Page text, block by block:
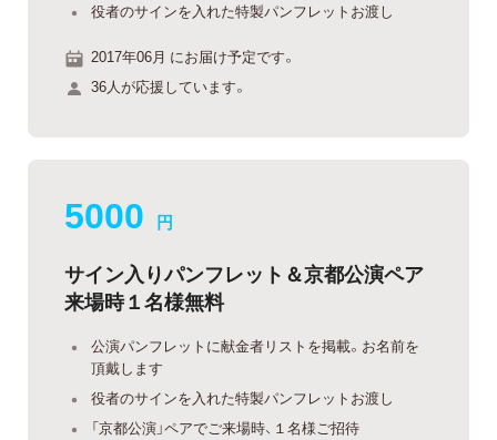
役者のサインを入れた特製パンフレットお渡し
2017年06月 にお届け予定です。
36人が応援しています。
5000 円
サイン入りパンフレット＆京都公演ペア
来場時１名様無料
公演パンフレットに献金者リストを掲載。お名前を
頂戴します
役者のサインを入れた特製パンフレットお渡し
「京都公演」ペアでご来場時、１名様ご招待